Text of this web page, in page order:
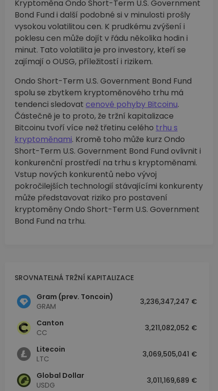
Kryptoměna Ondo Short-Term U.S. Government
Bond Fund i další podobné si v minulosti prošly
vysokou volatilitou cen. K prudkému zvýšení i
poklesu cen může dojít v řádu několika hodin i
minut. Tato volatilita je pro investory, kteří se
zajímají o OUSG, příležitostí i rizikem.
Ondo Short-Term U.S. Government Bond Fund
spolu se zbytkem kryptoměnového trhu má
tendenci sledovat cenové pohyby Bitcoinu.
Částečně je to proto, že tržní kapitalizace
Bitcoinu tvoří více než třetinu celého trhu s
kryptoměnami. Kromě toho může kurz Ondo
Short-Term U.S. Government Bond Fund ovlivnit i
konkurenční prostředí na trhu s kryptoměnami.
Vstup nových konkurentů nebo vývoj
pokročilejších technologií stávajícími konkurenty
může představovat riziko pro postavení
kryptoměny Ondo Short-Term U.S. Government
Bond Fund na trhu.
SROVNATELNÁ TRŽNÍ KAPITALIZACE
Gram (prev. Toncoin)
GRAM
3,236,347,247 €
Canton
CC
3,211,082,052 €
Litecoin
LTC
3,069,505,041 €
Global Dollar
USDG
3,011,169,689 €